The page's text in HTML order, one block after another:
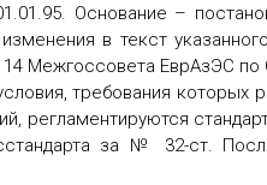
Основание –
в текст
Межгоссовета ЕврАзЭС по
требования которых
регламентируются
за № 32-ст.